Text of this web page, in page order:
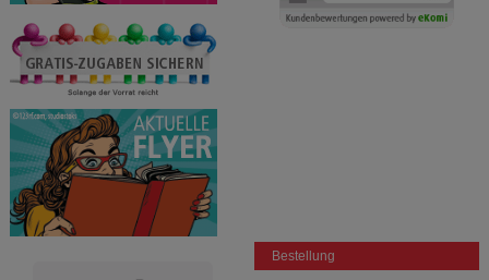
Bestellung